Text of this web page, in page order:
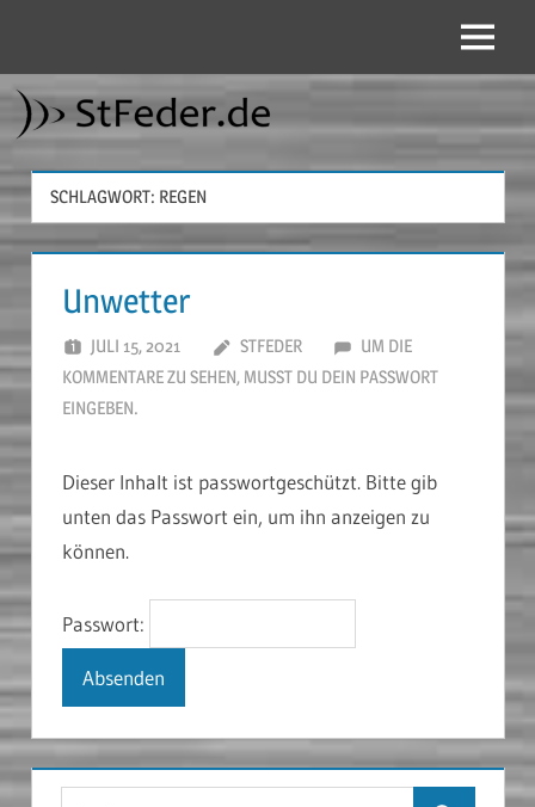
springen
Menü
SCHLAGWORT: REGEN
Unwetter
JULI 15, 2021 STFEDER
UM DIE
KOMMENTARE ZU SEHEN, MUSST DU DEIN PASSWORT
EINGEBEN.
Dieser Inhalt ist passwortgeschützt. Bitte gib
unten das Passwort ein, um ihn anzeigen zu
können.
Passwort: